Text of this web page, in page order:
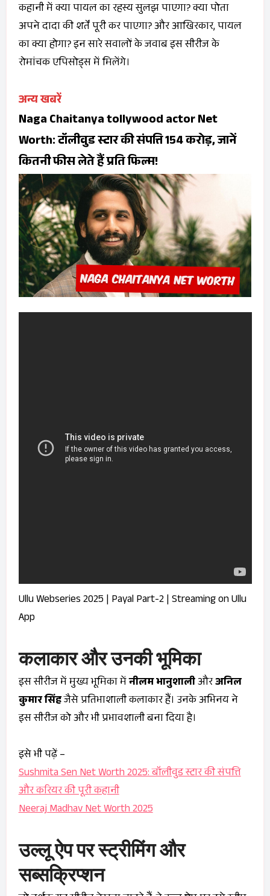
कहानी में क्या पायल का रहस्य सुलझ पाएगा? क्या पोता
अपने दादा की शर्तें पूरी कर पाएगा? और आखिरकार, पायल
का क्या होगा? इन सारे सवालों के जवाब इस सीरीज के
रोमांचक एपिसोड्स में मिलेंगे।
अन्य खबरें
Naga Chaitanya tollywood actor Net
Worth: टॉलीवुड स्टार की संपत्ति 154 करोड़, जानें
कितनी फीस लेते हैं प्रति फिल्म!
Ullu Webseries 2025 | Payal Part-2 | Streaming on Ullu
App
कलाकार और उनकी भूमिका
इस सीरीज में मुख्य भूमिका मेंनीलम भानुशालीऔरअनिल
कुमार सिंहजैसे प्रतिभाशाली कलाकार हैं। उनके अभिनय ने
इस सीरीज को और भी प्रभावशाली बना दिया है।
इसे भी पढ़ें –
Sushmita Sen Net Worth 2025: बॉलीवुड स्टार की संपत्ति
और करियर की पूरी कहानी
Neeraj Madhav Net Worth 2025
उल्लू ऐप पर स्ट्रीमिंग और
सब्सक्रिप्शन